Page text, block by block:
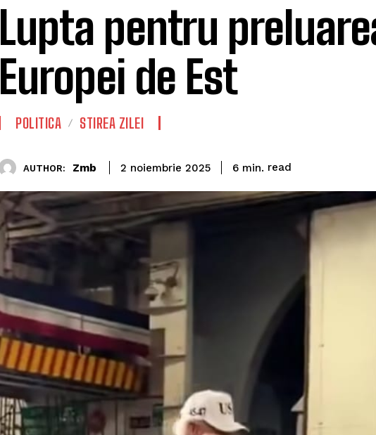
Lupta pentru
Europei de Est
POLITICA STIREA ZILEI
AUTHOR: Zmb 2 noiembrie 2025 6 min. read